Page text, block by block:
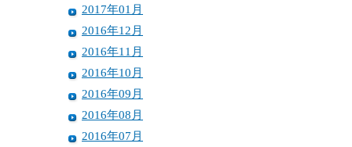
2017年01月
2016年12月
2016年11月
2016年10月
2016年09月
2016年08月
2016年07月